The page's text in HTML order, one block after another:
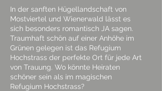
In der sanften Hügellandschaft von
Mostviertel und Wienerwald lässt es
sich besonders romantisch JA sagen.
Traumhaft schön auf einer Anhöhe im
Grünen gelegen ist das Refugium
Hochstrass der perfekte Ort für jede Art
von Trauung. Wo könnte Heiraten
schöner sein als im magischen
Refugium Hochstrass?